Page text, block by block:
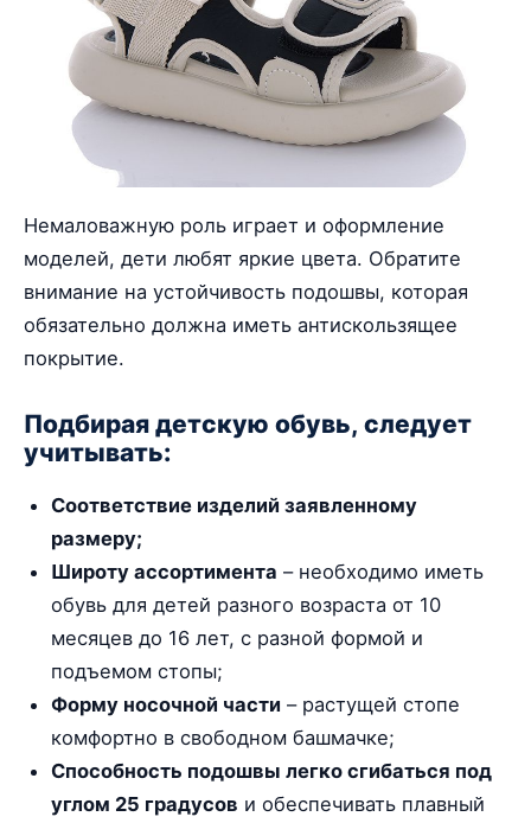
Немаловажную роль играет и оформление
моделей, дети любят яркие цвета. Обратите
внимание на устойчивость подошвы, которая
обязательно должна иметь антискользящее
покрытие.
Подбирая детскую обувь, следует
учитывать:
Соответствие изделий заявленному
размеру;
Широту ассортимента – необходимо иметь
обувь для детей разного возраста от 10
месяцев до 16 лет, с разной формой и
подъемом стопы;
Форму носочной части – растущей стопе
комфортно в свободном башмачке;
Способность подошвы легко сгибаться под
углом 25 градусов и обеспечивать плавный